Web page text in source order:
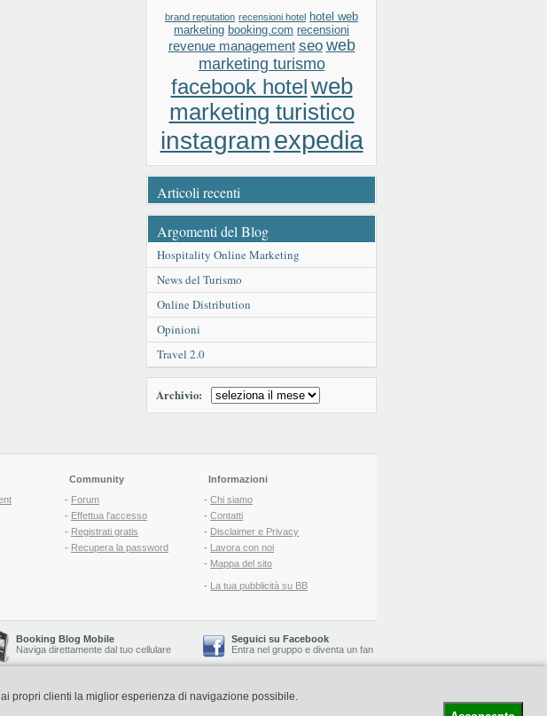
brand reputation recensioni hotel hotel web
marketing booking.com recensioni
revenue management seo web
marketing turismo
facebook hotelweb
marketing turistico
instagramexpedia
Articoli recenti
Argomenti del Blog
Hospitality Online Marketing
News del Turismo
Online Distribution
Opinioni
Travel 2.0
Archivio:
Community
- Forum
- Effettua l'accesso
- Registrati gratis
- Recupera la password
Informazioni
- Chi siamo
- Contatti
- Disclaimer e Privacy
- Lavora con noi
- Mappa del sito
- La tua pubblicità su BB
Booking Blog Mobile
Naviga direttamente dal tuo cellulare
Seguici su Facebook
Entra nel gruppo e diventa un fan
S.r.l. Socio Unico -www.qnt.it-Booking Blog™ -Il blog del Web Marketing Turistico
propri clienti la miglior esperienza di navigazione possibile.